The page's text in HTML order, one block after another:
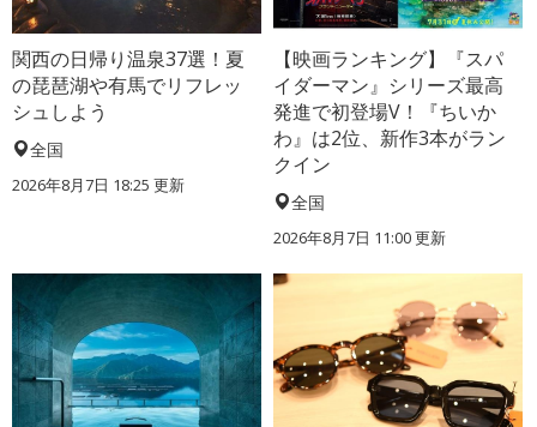
関西の日帰り温泉37選！夏
の琵琶湖や有馬でリフレッ
シュしよう
全国
2026年8月7日 18:25 更新
【映画ランキング】『スパ
イダーマン』シリーズ最高
発進で初登場V！『ちいか
わ』は2位、新作3本がラン
クイン
全国
2026年8月7日 11:00更新